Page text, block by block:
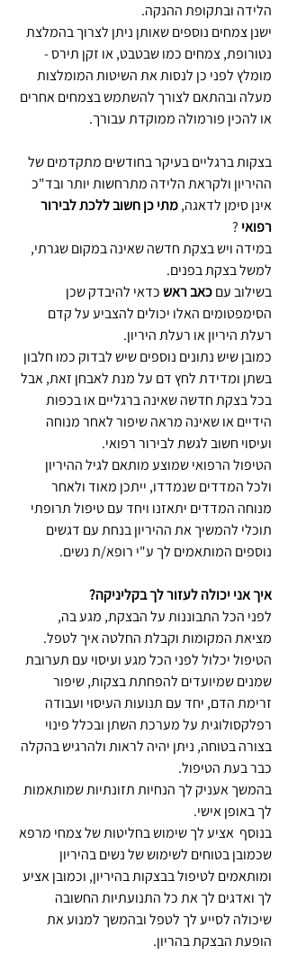
הלידה ובתקופת ההנקה.
ישנן צמחים נוספים שאותן ניתן לצרוך בהמלצת
נטורופת, צמחים כמו שבטבט, או זקן תירס -
מומלץ לפני כן לנסות את השיטות המומלצות
מעלה ובהתאם לצורך להשתמש בצמחים אחרים
או להכין פורמולה ממוקדת עבורך.
בצקות ברגליים בעיקר בחודשים מתקדמים של
ההיריון ולקראת הלידה מתרחשות יותר ובד"כ
אינן סימן לדאגה, מתי כן חשוב ללכת לבירור
רפואי ?
במידה ויש בצקת חדשה שאינה במקום שגרתי,
למשל בצקת בפנים.
בשילוב עם כאב ראש כדאי להיבדק שכן
הסימפטומים האלו יכולים להצביע על קדם
רעלת היריון או רעלת היריון.
כמובן שיש נתונים נוספים שיש לבדוק כמו חלבון
בשתן ומדידת לחץ דם על מנת לאבחן זאת, אבל
בכל בצקת חדשה שאינה ברגליים או בכפות
הידיים או שאינה מראה שיפור לאחר מנוחה
ועיסוי חשוב לגשת לבירור רפואי.
הטיפול הרפואי שמוצע מותאם לגיל ההיריון
ולכל המדדים שנמדדו, ייתכן מאוד ולאחר
מנוחה המדדים יתאזנו ויחד עם טיפול תרופתי
תוכלי להמשיך את ההיריון בנחת עם דגשים
נוספים המותאמים לך ע"י רופא/ת נשים.
איך אני יכולה לעזור לך בקליניקה?
לפני הכל התבוננות על הבצקת, מגע בה,
מציאת המקומות וקבלת החלטה איך לטפל.
הטיפול יכלול לפני הכל מגע ועיסוי עם תערובת
שמנים שמיועדים להפחתת בצקות, שיפור
זרימת הדם, יחד עם תנועות העיסוי ועבודה
רפלקסולוגית על מערכת השתן ובכלל פינוי
בצורה בטוחה, ניתן יהיה לראות ולהרגיש בהקלה
כבר בעת הטיפול.
בהמשך אעניק לך הנחיות תזונתיות שמותאמות
לך באופן אישי.
בנוסף  אציע לך שימוש בחליטות של צמחי מרפא
שכמובן בטוחים לשימוש של נשים בהיריון
ומותאמים לטיפול בבצקות בהיריון, וכמובן אציע
לך ואדגים לך את כל התנועתיות החשובה
שיכולה לסייע לך לטפל ובהמשך למנוע את
הופעת הבצקת בהריון.